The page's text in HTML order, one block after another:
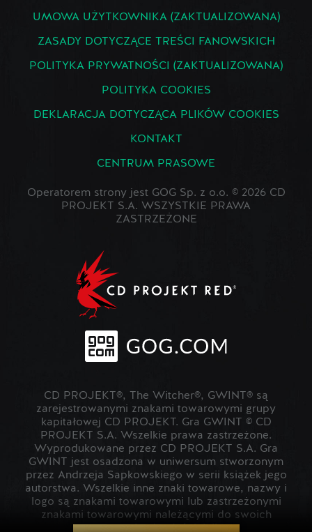
UMOWA UŻYTKOWNIKA (ZAKTUALIZOWANA)
ZASADY DOTYCZĄCE TREŚCI FANOWSKICH
POLITYKA PRYWATNOŚCI (ZAKTUALIZOWANA)
POLITYKA COOKIES
DEKLARACJA DOTYCZĄCA PLIKÓW COOKIES
KONTAKT
CENTRUM PRASOWE
Operatorem strony jest GOG Sp. z o.o. © 2026 CD
PROJEKT S.A. WSZYSTKIE PRAWA
ZASTRZEŻONE
CD PROJEKT®, The Witcher®, GWINT® są
zarejestrowanymi znakami towarowymi grupy
kapitałowej CD PROJEKT. Gra GWINT © CD
PROJEKT S.A. Wszelkie prawa zastrzeżone.
Wyprodukowane przez CD PROJEKT S.A. Gra
GWINT jest osadzona w uniwersum stworzonym
przez Andrzeja Sapkowskiego w serii książek jego
autorstwa. Wszelkie inne znaki towarowe, nazwy i
logo są znakami towarowymi lub zastrzeżonymi
znakami towarowymi należącymi do swoich
prawowitych właścicieli.